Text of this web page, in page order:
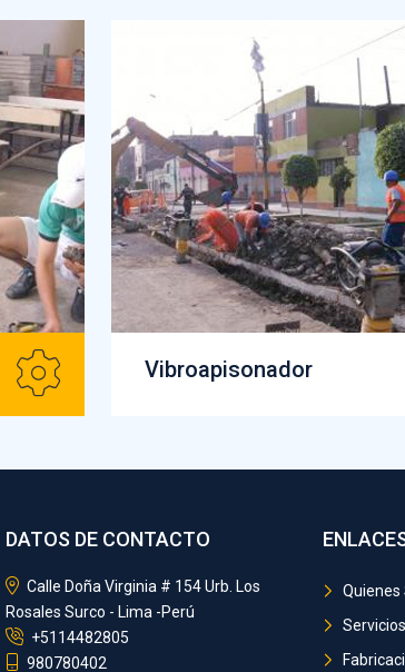
Vibroapisonador
DATOS DE CONTACTO
Calle Doña Virginia # 154 Urb. Los
Rosales Surco - Lima -Perú
+5114482805
980780402
Quienes
Servicios